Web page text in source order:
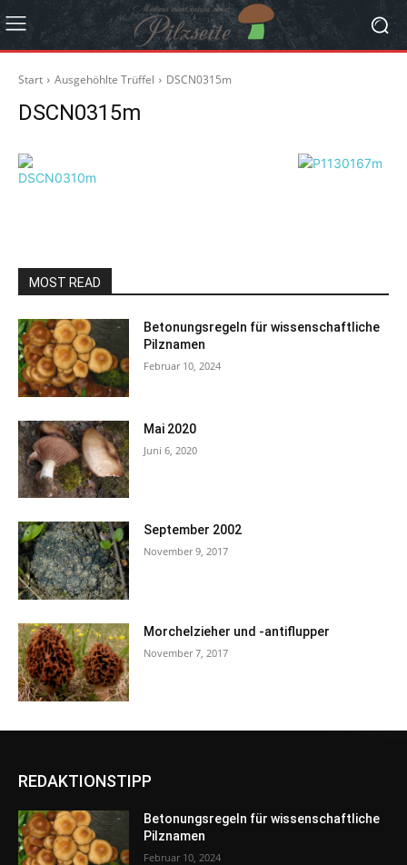
Start Ausgehöhlte Trüffel DSCN0315m
DSCN0315m
MOST READ
Betonungsregeln für wissenschaftliche
Pilznamen
Februar 10, 2024
Mai 2020
Juni 6, 2020
September 2002
November 9, 2017
Morchelzieher und -antiflupper
November 7, 2017
REDAKTIONSTIPP
Betonungsregeln für wissenschaftliche
Pilznamen
Februar 10, 2024